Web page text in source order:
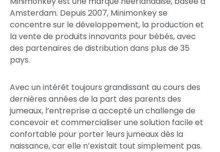
Amsterdam. Depuis 2007, Minimonkey se
concentre sur le développement, la production et
la vente de produits innovants pour bébés, avec
des partenaires de distribution dans plus de 35
pays.
Avec un intérêt toujours grandissant au cours des
dernières années de la part des parents des
jumeaux, l’entreprise a accepté un challenge de
concevoir et commercialiser une solution facile et
confortable pour porter leurs jumeaux dès la
naissance, car elle n’existait tout simplement pas.